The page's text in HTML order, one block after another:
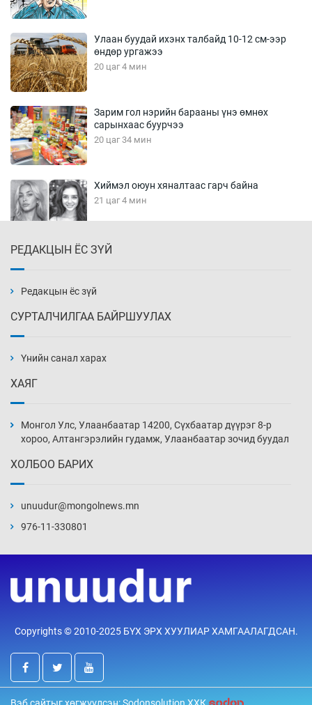
Улаан буудай ихэнх талбайд 10-12 см-ээр
өндөр ургажээ
20 цаг 4 мин
Зарим гол нэрийн барааны үнэ өмнөх
сарынхаас буурчээ
20 цаг 34 мин
Хиймэл оюун хяналтаас гарч байна
21 цаг 4 мин
21 цаг 34 мин
нэмэгджээ
22 цаг 4 мин
22 цаг 34 мин
23 цаг 4 мин
үйлчилж буй гэв
23 цаг 34 мин
“Туул усан цогцолбор”-ын ТЭЗҮ-ийг
РЕДАКЦЫН ЁС ЗҮЙ
Редакцын ёс зүй
СУРТАЛЧИЛГАА БАЙРШУУЛАХ
Үнийн санал харах
ХАЯГ
Монгол Улс, Улаанбаатар 14200, Сүхбаатар дүүрэг 8-р
хороо, Алтангэрэлийн гудамж, Улаанбаатар зочид буудал
ХОЛБОО БАРИХ
unuudur@mongolnews.mn
976-11-330801
Copyrights © 2010-2025 БҮХ ЭРХ ХУУЛИАР ХАМГААЛАГДСАН.